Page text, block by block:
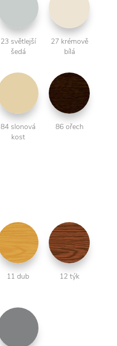
23 světlejší
šedá
27 krémově
bílá
84 slonová
kost
86 ořech
11 dub 12 týk